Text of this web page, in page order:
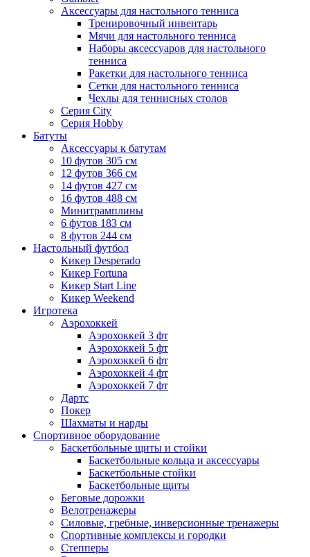
Аксессуары для настольного тенниса
Тренировочный инвентарь
Мячи для настольного тенниса
Наборы аксессуаров для настольного
тенниса
Ракетки для настольного тенниса
Сетки для настольного тенниса
Чехлы для теннисных столов
Серия City
Серия Hobby
Батуты
Аксессуары к батутам
10 футов 305 см
12 футов 366 см
14 футов 427 см
16 футов 488 см
Минитрамплины
6 футов 183 см
8 футов 244 см
Настольный футбол
Кикер Desperado
Кикер Fortuna
Кикер Start Line
Кикер Weekend
Игротека
Аэрохоккей
Аэрохоккей 3 фт
Аэрохоккей 5 фт
Аэрохоккей 6 фт
Аэрохоккей 4 фт
Аэрохоккей 7 фт
Дартс
Покер
Шахматы и нарды
Спортивное оборудование
Баскетбольные щиты и стойки
Баскетбольные кольца и аксессуары
Баскетбольные стойки
Баскетбольные щиты
Беговые дорожки
Велотренажеры
Силовые, гребные, инверсионные тренажеры
Спортивные комплексы и городки
Степперы